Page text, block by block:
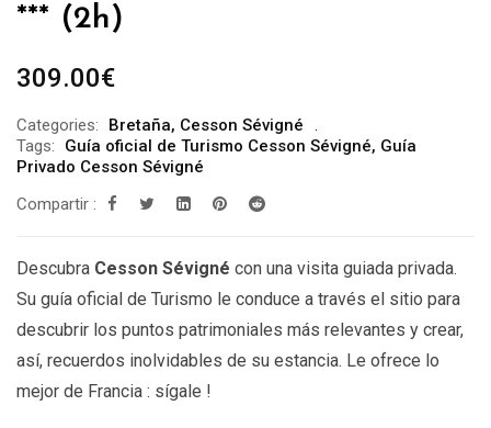
*** (2h)
309.00€
Categories: Bretaña, Cesson Sévigné
Tags:
Guía oficial de Turismo Cesson Sévigné, Guía
Privado Cesson Sévigné
Compartir :
Descubra Cesson Sévigné con una visita guiada privada.
Su guía oficial de Turismo le conduce a través el sitio para
descubrir los puntos patrimoniales más relevantes y crear,
así, recuerdos inolvidables de su estancia. Le ofrece lo
mejor de Francia : sígale !